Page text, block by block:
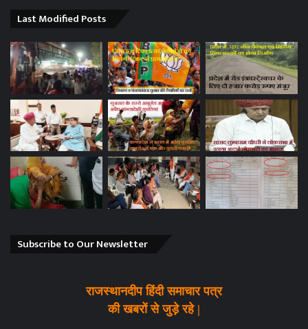
Last Modified Posts
Subscribe to Our Newsletter
राजस्थानदीप हिंदी समाचार पत्र
की खबरों से जुड़े रहे |